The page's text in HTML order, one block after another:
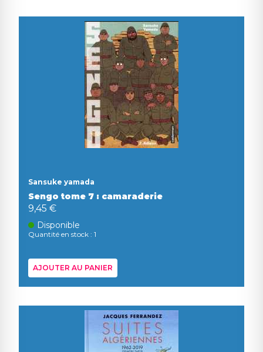
Sansuke yamada
Sengo tome 7 : camaraderie
9,45 €
Disponible
Quantité en stock : 1
AJOUTER AU PANIER